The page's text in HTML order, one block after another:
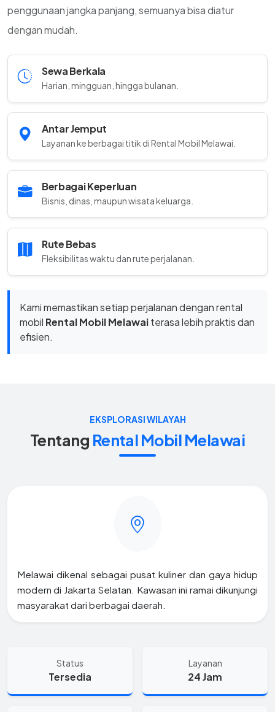
penggunaan jangka panjang, semuanya bisa diatur
dengan mudah.
Sewa Berkala
Harian, mingguan, hingga bulanan.
Antar Jemput
Layanan ke berbagai titik di Rental Mobil Melawai.
Berbagai Keperluan
Bisnis, dinas, maupun wisata keluarga.
Rute Bebas
Fleksibilitas waktu dan rute perjalanan.
Kami memastikan setiap perjalanan dengan rental
mobil Rental Mobil Melawaiterasa lebih praktis dan
efisien.
EKSPLORASI WILAYAH
Tentang Rental Mobil Melawai
Melawai dikenal sebagai pusat kuliner dan gaya hidup
modern di Jakarta Selatan. Kawasan ini ramai dikunjungi
masyarakat dari berbagai daerah.
Status
Tersedia
Layanan
24 Jam